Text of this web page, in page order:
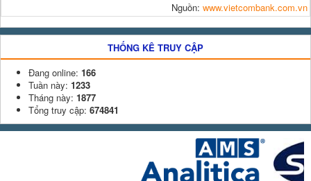
Nguồn: www.vietcombank.com.vn
THỐNG KÊ TRUY CẬP
Đang online: 166
Tuần này: 1233
Tháng này: 1877
Tổng truy cập: 674841